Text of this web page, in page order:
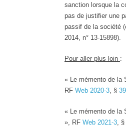
sanction lorsque la
pas de justifier une
passif de la société
2014, n° 13-15898).
Pour aller plus loin :
« Le mémento de la
RF Web 2020-3 , §
« Le mémento de la
», RF Web 2021-3 , §